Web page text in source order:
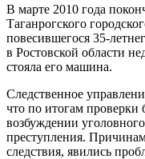
В марте 2010 года
Таганрогского
повесившегося 35-
в Ростовской области
стояла его машина.
Следственное
что по итогам проверки
возбуждении
преступления.
следствия, явились